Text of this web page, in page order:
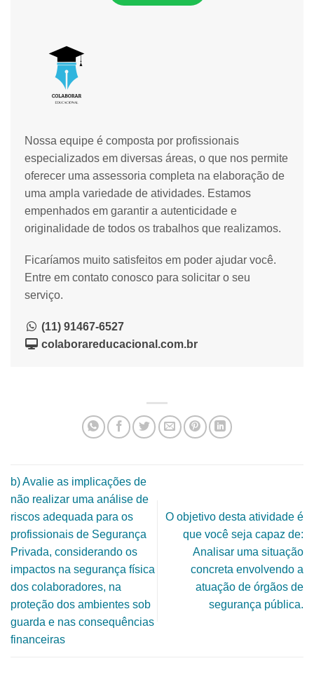
Nossa equipe é composta por profissionais
especializados em diversas áreas, o que nos permite
oferecer uma assessoria completa na elaboração de
uma ampla variedade de atividades. Estamos
empenhados em garantir a autenticidade e
originalidade de todos os trabalhos que realizamos.
Ficaríamos muito satisfeitos em poder ajudar você.
Entre em contato conosco para solicitar o seu
serviço.
(11) 91467-6527
colaborareducacional.com.br
b) Avalie as implicações de
não realizar uma análise de
riscos adequada para os
profissionais de Segurança
Privada, considerando os
impactos na segurança física
dos colaboradores, na
proteção dos ambientes sob
guarda e nas consequências
financeiras
O objetivo desta atividade é
que você seja capaz de:
Analisar uma situação
concreta envolvendo a
atuação de órgãos de
segurança pública.